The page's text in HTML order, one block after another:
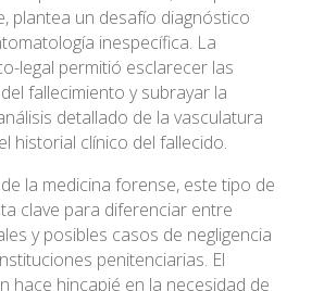
plantea un desafío diagnóstico
inespecífica. La
legal permitió esclarecer las
fallecimiento y subrayar la
detallado de la vasculatura
historial clínico del fallecido.
la medicina forense, este tipo de
clave para diferenciar entre
y posibles casos de negligencia
penitenciarias. El
hace hincapié en la necesidad de